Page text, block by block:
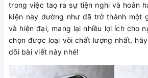
trong việc taọ ra sự tiện nghi và hoàn
kiện này dường như đã trở thành một
và hiện đại, mang lại nhiều lợi ích cho
chọn được loại vòi chất lượng nhất,
dõi bài viết này nhé!